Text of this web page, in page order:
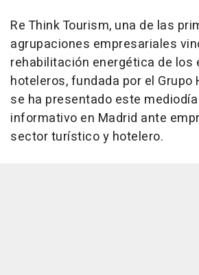
Re Think Tourism, una de las
agrupaciones empresariales
rehabilitación energética de los
hoteleros, fundada por el Grupo
se ha presentado este
informativo en Madrid ante
sector turístico y hotelero.